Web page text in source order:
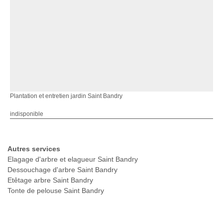
Plantation et entretien jardin Saint Bandry
indisponible
Autres services
Elagage d'arbre et elagueur Saint Bandry
Dessouchage d'arbre Saint Bandry
Etêtage arbre Saint Bandry
Tonte de pelouse Saint Bandry